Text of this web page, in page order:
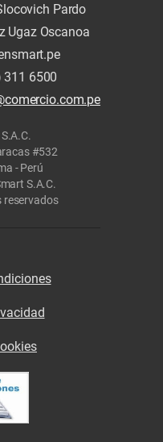
Pardo
Ugaz Oscanoa
311 6500
#532
- Perú
S.A.C.
reservados